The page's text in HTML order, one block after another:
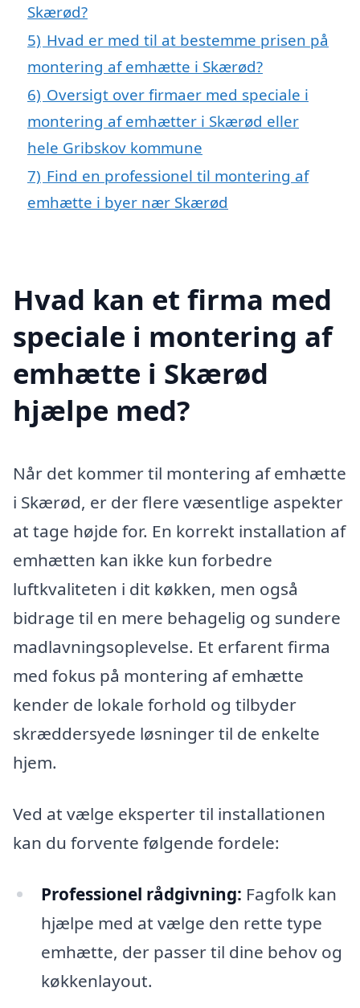
Skærød?
5) Hvad er med til at bestemme prisen på
montering af emhætte i Skærød?
6) Oversigt over firmaer med speciale i
montering af emhætter i Skærød eller
hele Gribskov kommune
7) Find en professionel til montering af
emhætte i byer nær Skærød
Hvad kan et firma med
speciale i montering af
emhætte i Skærød
hjælpe med?
Når det kommer til montering af emhætte
i Skærød, er der flere væsentlige aspekter
at tage højde for. En korrekt installation af
emhætten kan ikke kun forbedre
luftkvaliteten i dit køkken, men også
bidrage til en mere behagelig og sundere
madlavningsoplevelse. Et erfarent firma
med fokus på montering af emhætte
kender de lokale forhold og tilbyder
skræddersyede løsninger til de enkelte
hjem.
Ved at vælge eksperter til installationen
kan du forvente følgende fordele:
Professionel rådgivning: Fagfolk kan
hjælpe med at vælge den rette type
emhætte, der passer til dine behov og
køkkenlayout.